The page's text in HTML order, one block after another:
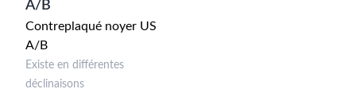
A/B
Contreplaqué noyer US
A/B
Existe en différentes
déclinaisons